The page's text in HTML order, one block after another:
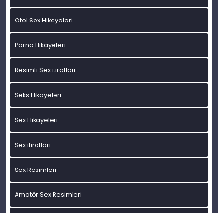
Otel Sex Hikayeleri
Porno Hikayeleri
ResimLi Sex itirafları
Seks Hikayeleri
Sex Hikayeleri
Sex itirafları
Sex Resimleri
Amatör Sex Resimleri